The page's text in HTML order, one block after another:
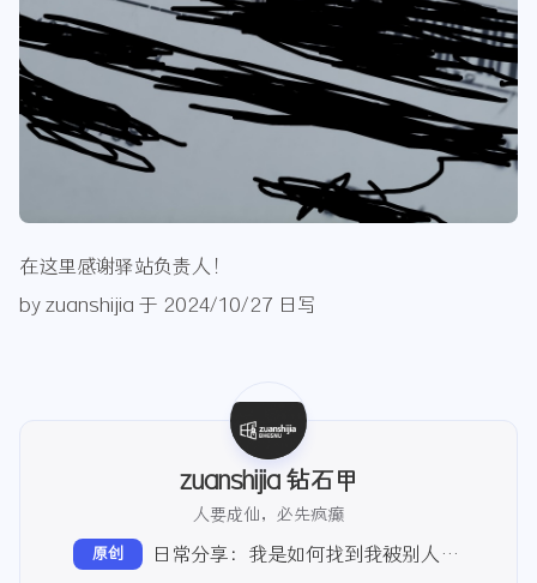
在这里感谢驿站负责人！
by zuanshijia 于 2024/10/27 日写
zuanshijia 钻石甲
人要成仙，必先疯癫
原创 日常分享：我是如何找到我被别人拿走的快递找回来的